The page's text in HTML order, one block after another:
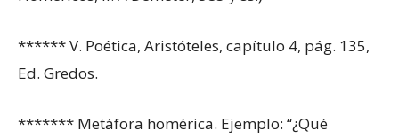
****** V. Poética, Aristóteles, capítulo 4, pág. 135,
Ed. Gredos.
******* Metáfora homérica. Ejemplo: “¿Qué